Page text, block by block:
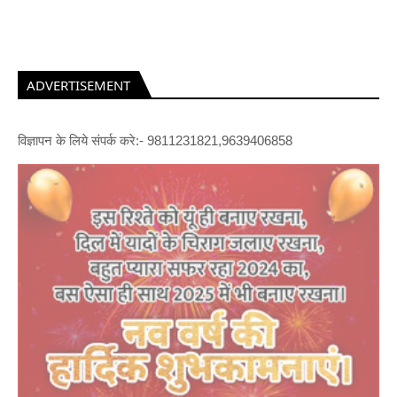
ADVERTISEMENT
विज्ञापन के लिये संपर्क करे:- 9811231821,9639406858